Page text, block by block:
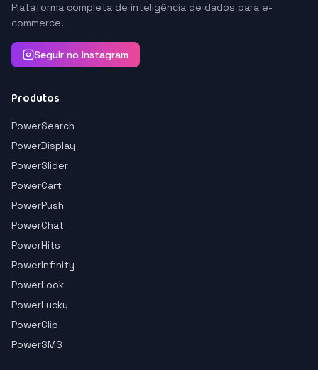
Plataforma completa de inteligência de dados para e-
commerce.
Seguir no Instagram
Produtos
PowerSearch
PowerDisplay
PowerSlider
PowerCart
PowerPush
PowerChat
PowerHits
PowerInfinity
PowerLook
PowerLucky
PowerClip
PowerSMS